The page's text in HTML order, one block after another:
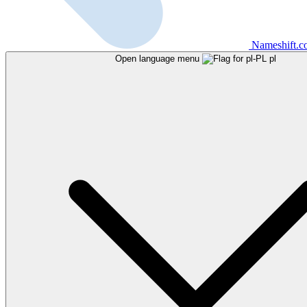
Open language menu pl